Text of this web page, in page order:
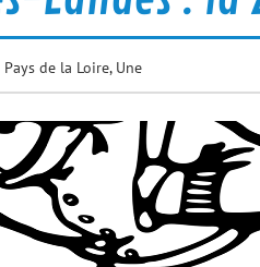
Pays de la Loire, Une